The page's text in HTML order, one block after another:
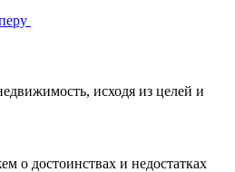
исходя из целей и
о достоинствах и недостатках